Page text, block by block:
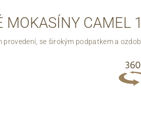
MOKASÍNY CAMEL
se širokým podpatkem a